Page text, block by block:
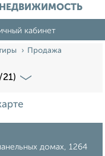
кабинет
Продажа
домах, 1264